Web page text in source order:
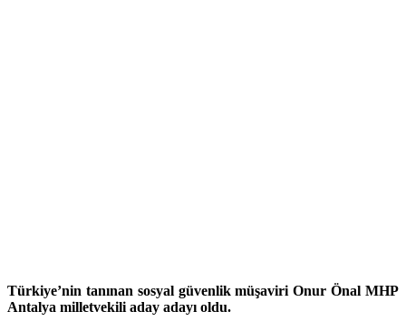
Türkiye’nin tanınan sosyal güvenlik müşaviri Onur Önal MHP
Antalya milletvekili aday adayı oldu.